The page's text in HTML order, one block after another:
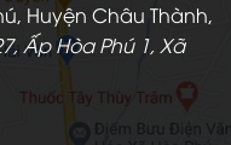
Huyện Châu Thành,
Ấp Hòa Phú 1, Xã